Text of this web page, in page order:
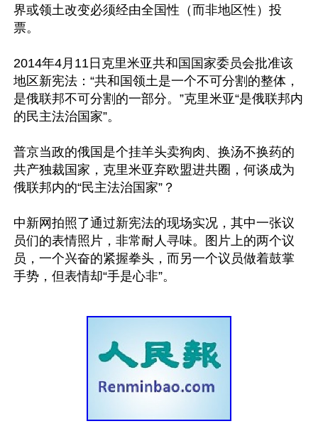
界或领土改变必须经由全国性（而非地区性）投
票。
2014年4月11日克里米亚共和国国家委员会批准该
地区新宪法：“共和国领土是一个不可分割的整体，
是俄联邦不可分割的一部分。”克里米亚“是俄联邦内
的民主法治国家”。
普京当政的俄国是个挂羊头卖狗肉、换汤不换药的
共产独裁国家，克里米亚弃欧盟进共圈，何谈成为
俄联邦内的“民主法治国家”？
中新网拍照了通过新宪法的现场实况，其中一张议
员们的表情照片，非常耐人寻味。图片上的两个议
员，一个兴奋的紧握拳头，而另一个议员做着鼓掌